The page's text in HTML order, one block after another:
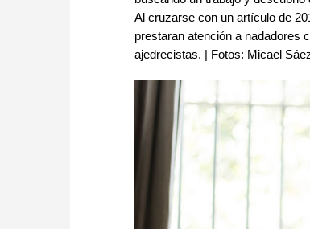
Al cruzarse con un artículo de
prestaran atención a nadadores
ajedrecistas. | Fotos: Micael